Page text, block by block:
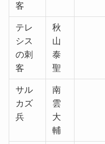
客
テレ
シス
の刺
客
秋
山
泰
聖
サル
カズ
兵
南
雲
大
輔